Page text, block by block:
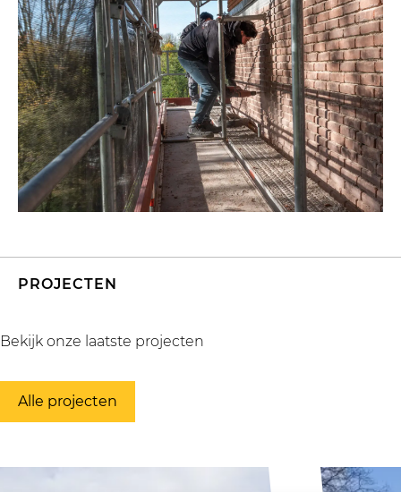
Bekijk onze laatste projecten
Alle projecten
PROJECTEN